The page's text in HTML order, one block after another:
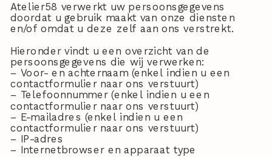
Atelier58 verwerkt uw persoonsgegevens
doordat u gebruik maakt van onze diensten
en/of omdat u deze zelf aan ons verstrekt.
Hieronder vindt u een overzicht van de
persoonsgegevens die wij verwerken:
– Voor- en achternaam (enkel indien u een
contactformulier naar ons verstuurt)
– Telefoonnummer (enkel indien u een
contactformulier naar ons verstuurt)
– E-mailadres (enkel indien u een
contactformulier naar ons verstuurt)
– IP-adres
– Internetbrowser en apparaat type